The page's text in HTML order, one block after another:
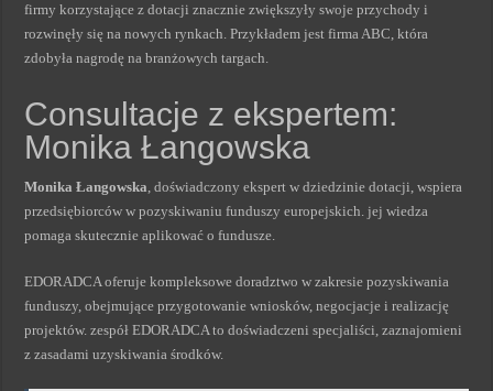
firmy korzystające z dotacji znacznie zwiększyły swoje przychody i
rozwinęły się na nowych rynkach. Przykładem jest firma ABC, która
zdobyła nagrodę na branżowych targach.
Consultacje z ekspertem:
Monika Łangowska
Monika Łangowska, doświadczony ekspert w dziedzinie dotacji, wspiera
przedsiębiorców w pozyskiwaniu funduszy europejskich. jej wiedza
pomaga skutecznie aplikować o fundusze.
EDORADCA oferuje kompleksowe doradztwo w zakresie pozyskiwania
funduszy, obejmujące przygotowanie wniosków, negocjacje i realizację
projektów. zespół EDORADCA to doświadczeni specjaliści, zaznajomieni
z zasadami uzyskiwania środków.